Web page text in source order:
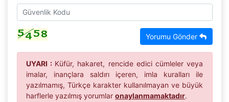
Yorumu Gönder
UYARI : Küfür, hakaret, rencide edici cümleler veya
imalar, inançlara saldırı içeren, imla kuralları ile
yazılmamış, Türkçe karakter kullanılmayan ve büyük
harflerle yazılmış yorumlar onaylanmamaktadır.